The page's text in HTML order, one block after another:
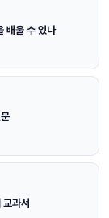
울 수 있나
과서